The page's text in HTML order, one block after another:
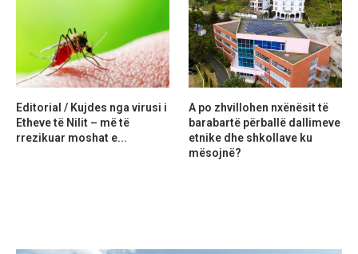
Editorial / Kujdes nga virusi i
Etheve të Nilit – më të
rrezikuar moshat e...
A po zhvillohen nxënësit të
barabartë përballë dallimeve
etnike dhe shkollave ku
mësojnë?